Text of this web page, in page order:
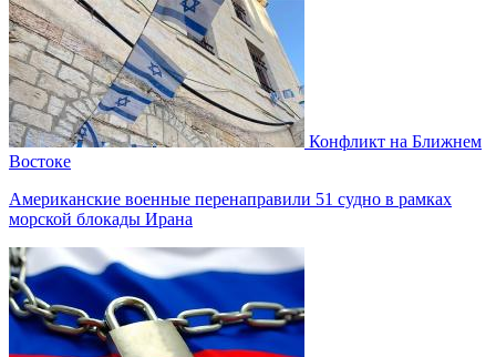
Конфликт на Ближнем
Востоке
Американские военные перенаправили 51 судно в рамках
морской блокады Ирана